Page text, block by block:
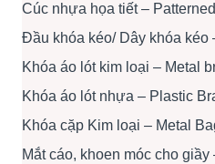
Cúc nhựa họa tiết –
Đầu khóa kéo/ Dây khóa kéo
Khóa áo lót kim loại – Metal
Khóa áo lót nhựa – Plastic
Khóa cặp Kim loại – Metal
Mắt cáo, khoen móc cho